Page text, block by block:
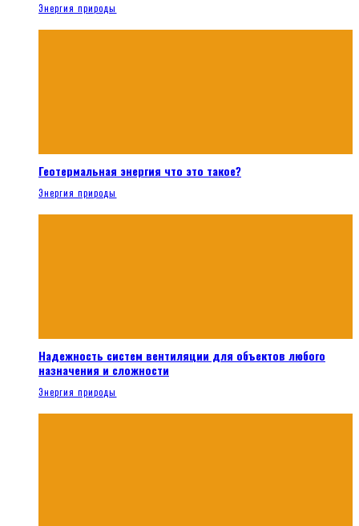
Энергия природы
Геотермальная энергия что это такое?
Энергия природы
Надежность систем вентиляции для объектов любого
назначения и сложности
Энергия природы